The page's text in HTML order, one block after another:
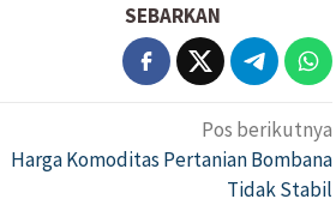
SEBARKAN
Pos berikutnya
Harga Komoditas Pertanian Bombana
Tidak Stabil